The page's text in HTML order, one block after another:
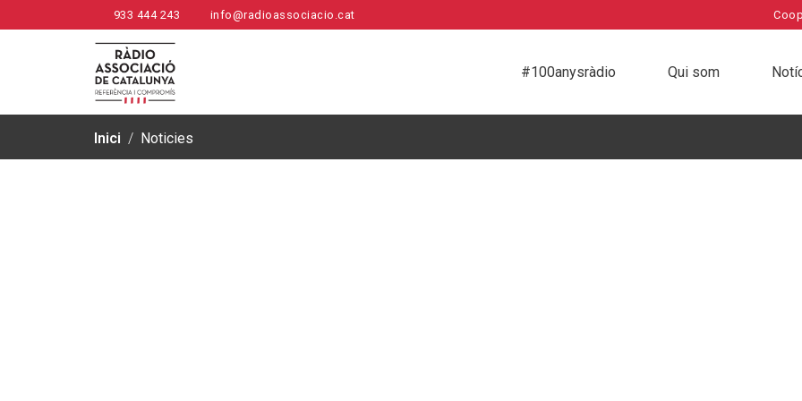
933 444 243 info@radioassociacio.cat
#100anysràdio Qui som
Inici / Noticies